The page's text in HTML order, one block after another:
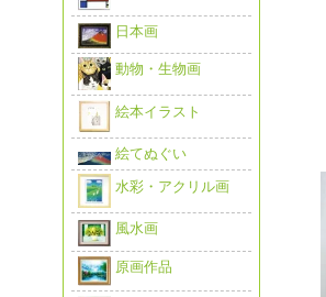
日本画
動物・生物画
絵本イラスト
絵てぬぐい
水彩・アクリル画
風水画
原画作品